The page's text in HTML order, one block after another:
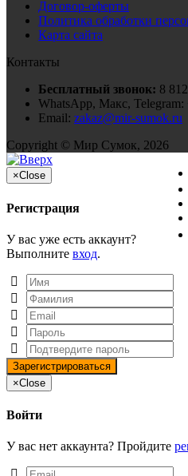
Договор-оферты
Политика обработки
Карта сайта
Контакты
Бесплатный звонок: 8
WhatsApp, Макс, Telegram:
Email: zakaz@mir-sumok.ru
Copyright © Мир Сумок, 2026
×Close
Регистрация
У вас уже есть аккаунт?
Выполните вход.
×Close
Войти
У вас нет аккаунта? Пройдите